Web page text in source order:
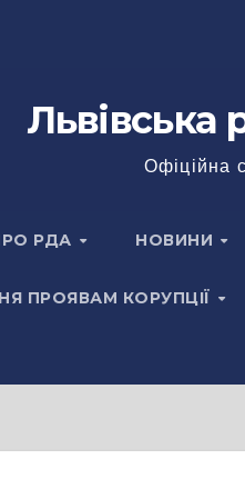
Львівська
Офіційна
РДА НОВИНИ
ПРОЯВАМ КОРУПЦІЇ